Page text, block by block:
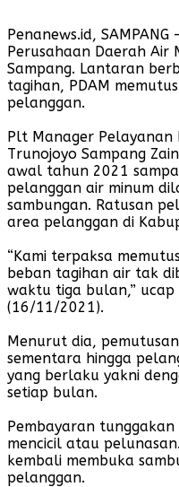
Penanews.id,
Perusahaan Daerah Air
Sampang. Lantaran
tagihan, PDAM
pelanggan.
Plt Manager Pelayanan
Trunojoyo Sampang
awal tahun 2021
pelanggan air minum
sambungan. Ratusan
area pelanggan di
“Kami terpaksa
beban tagihan air tak
waktu tiga bulan,” ucap
(16/11/2021).
Menurut dia,
sementara hingga
yang berlaku yakni
setiap bulan.
Pembayaran
mencicil atau
kembali membuka
pelanggan.